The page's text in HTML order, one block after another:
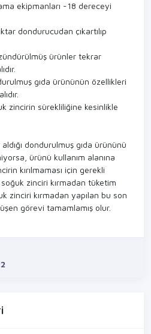
ekipmanları -18 dereceyi
dondurucudan çıkartılıp
ürünler tekrar
gıda ürününün özellikleri
zincirin sürekliliğine kesinlikle
dondurulmuş gıda ürününü
ürünü kullanım alanına
kırılmaması için gerekli
soğuk zinciri kırmadan tüketim
zinciri kırmadan yapılan bu son
görevi tamamlamış olur.